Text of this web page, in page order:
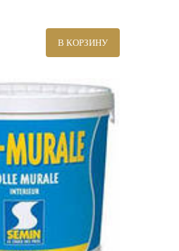
В КОРЗИНУ